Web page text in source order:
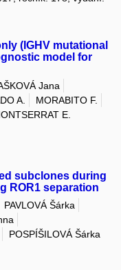
(IGHV mutational
model for
Jana
A.
MORABITO F.
E.
subclones during
ROR1 separation
PAVLOVÁ Šárka
POSPÍŠILOVÁ Šárka